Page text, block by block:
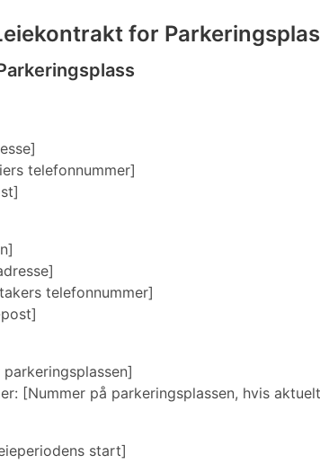
for
telefonnummer]
telefonnummer]
[Nummer på parkeringsplassen, hvis
start]